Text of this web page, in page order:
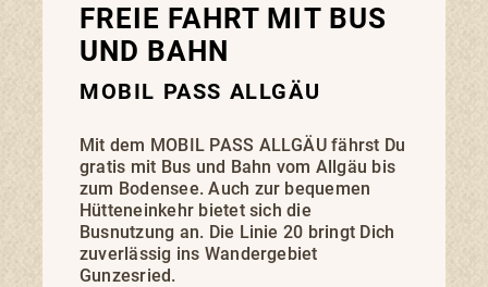
FREIE FAHRT MIT BUS
UND BAHN
MOBIL PASS ALLGÄU
Mit dem MOBIL PASS ALLGÄU fährst Du
gratis mit Bus und Bahn vom Allgäu bis
zum Bodensee. Auch zur bequemen
Hütteneinkehr bietet sich die
Busnutzung an. Die Linie 20 bringt Dich
zuverlässig ins Wandergebiet
Gunzesried.